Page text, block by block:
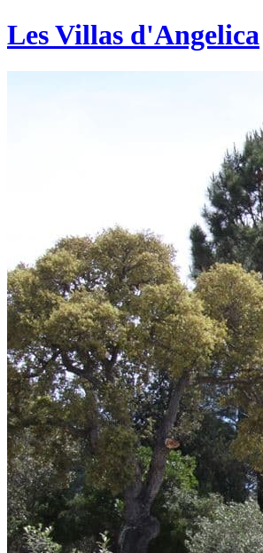
Les Villas d'Angelica